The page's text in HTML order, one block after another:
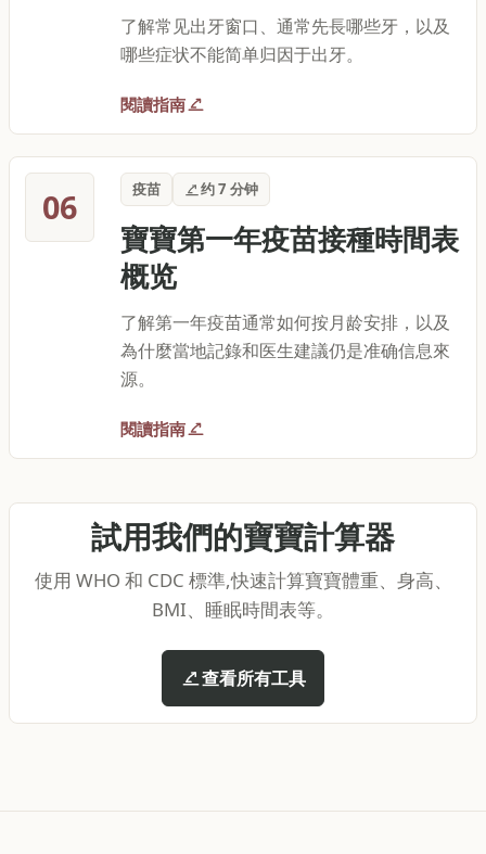
了解常见出牙窗口、通常先長哪些牙，以及
哪些症状不能简单归因于出牙。
閱讀指南
06 疫苗 约 7 分钟
寶寶第一年疫苗接種時間表
概览
了解第一年疫苗通常如何按月龄安排，以及
為什麼當地記錄和医生建議仍是准确信息來
源。
閱讀指南
試用我們的寶寶計算器
使用 WHO 和 CDC 標準,快速計算寶寶體重、身高、
BMI、睡眠時間表等。
查看所有工具